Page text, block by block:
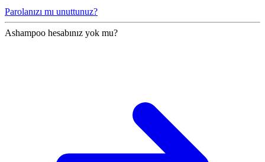
Parolanızı mı unuttunuz?
Ashampoo hesabınız yok mu?